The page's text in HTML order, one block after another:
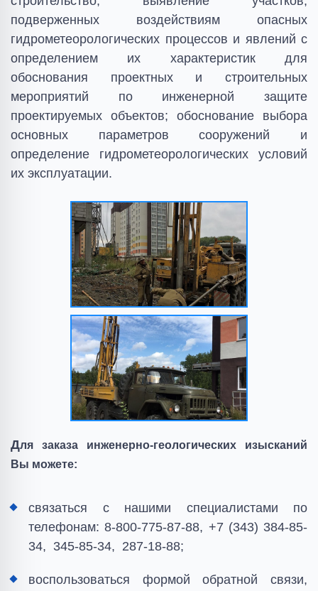
подверженных воздействиям опасных
гидрометеорологических процессов и явлений с
определением их характеристик для
обоснования проектных и строительных
мероприятий по инженерной защите
проектируемых объектов; обоснование выбора
основных параметров сооружений и
определение гидрометеорологических условий
их эксплуатации.
Для заказа инженерно-геологических изысканий
Вы можете:
связаться с нашими специалистами по
телефонам: 8-800-775-87-88, +7 (343) 384-85-
34, 345-85-34, 287-18-88;
воспользоваться формой обратной связи,